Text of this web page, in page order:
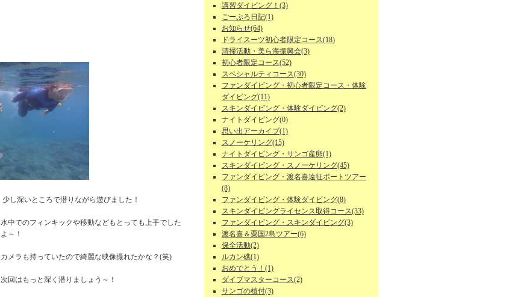
少し深いところで潜りながら遊びました！
水中でのフィンキックや移動などもとっても上手でした
よ～！
カメラも持っていたので綺麗な映像撮れたかな？(笑)
次回はもっと深く潜りましょう～！
講習ダイビング！(3)
ごーぷろ日記(1)
お知らせ(64)
ドライスーツ初心者限定コース(18)
清掃活動・美ら海振興会(3)
初心者限定コース(52)
スペシャルティコース(30)
ファンダイビング・初心者限定コース・体験
ダイビング(11)
スキンダイビング・体験ダイビング(2)
ナイトダイビング(0)
思い出アーカイブ(1)
スノーケリング(15)
ナイトダイビング・サンゴ産卵(1)
スキンダイビング・スノーケリング(45)
ファンダイビング・渡名喜遠征ボートツアー
(8)
ファンダイビング・体験ダイビング(8)
スキンダイビングライセンス取得コース(33)
ファンダイビング・スキンダイビング(3)
渡名喜＆粟国2島ツアー(6)
保全活動(2)
ルカン礁(1)
おめでとう！(1)
ダイブマスターコース(2)
サンゴの植付(3)